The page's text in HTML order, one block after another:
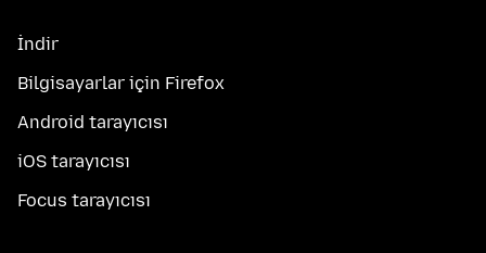
İndir
Bilgisayarlar için Firefox
Android tarayıcısı
iOS tarayıcısı
Focus tarayıcısı